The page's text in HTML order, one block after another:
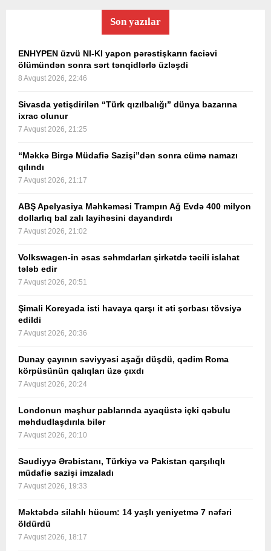
Son yazılar
ENHYPEN üzvü NI-KI yapon pərəstişkarın faciəvi
ölümündən sonra sərt tənqidlərlə üzləşdi
8 Avqust 2026, 22:46
Sivasda yetişdirilən “Türk qızılbalığı” dünya bazarına
ixrac olunur
7 Avqust 2026, 21:25
“Məkkə Birgə Müdafiə Sazişi”dən sonra cümə namazı
qılındı
7 Avqust 2026, 21:17
ABŞ Apelyasiya Məhkəməsi Trampın Ağ Evdə 400 milyon
dollarlıq bal zalı layihəsini dayandırdı
7 Avqust 2026, 21:02
Volkswagen-in əsas səhmdarları şirkətdə təcili islahat
tələb edir
7 Avqust 2026, 20:51
Şimali Koreyada isti havaya qarşı it əti şorbası tövsiyə
edildi
7 Avqust 2026, 20:36
Dunay çayının səviyyəsi aşağı düşdü, qədim Roma
körpüsünün qalıqları üzə çıxdı
7 Avqust 2026, 20:24
Londonun məşhur pablarında ayaqüstə içki qəbulu
məhdudlaşdırıla bilər
7 Avqust 2026, 20:10
Səudiyyə Ərəbistanı, Türkiyə və Pakistan qarşılıqlı
müdafiə sazişi imzaladı
7 Avqust 2026, 19:33
Məktəbdə silahlı hücum: 14 yaşlı yeniyetmə 7 nəfəri
öldürdü
7 Avqust 2026, 18:17